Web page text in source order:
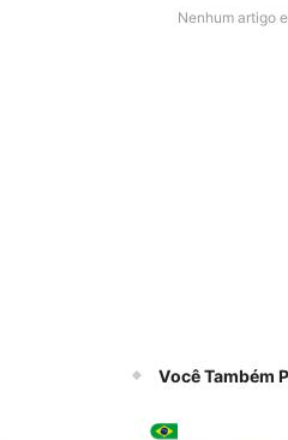
Garrafa Térmica água
Nenhum artigo
Você Também